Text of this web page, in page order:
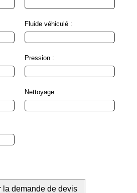
Fluide véhiculé :
Pression :
Nettoyage :